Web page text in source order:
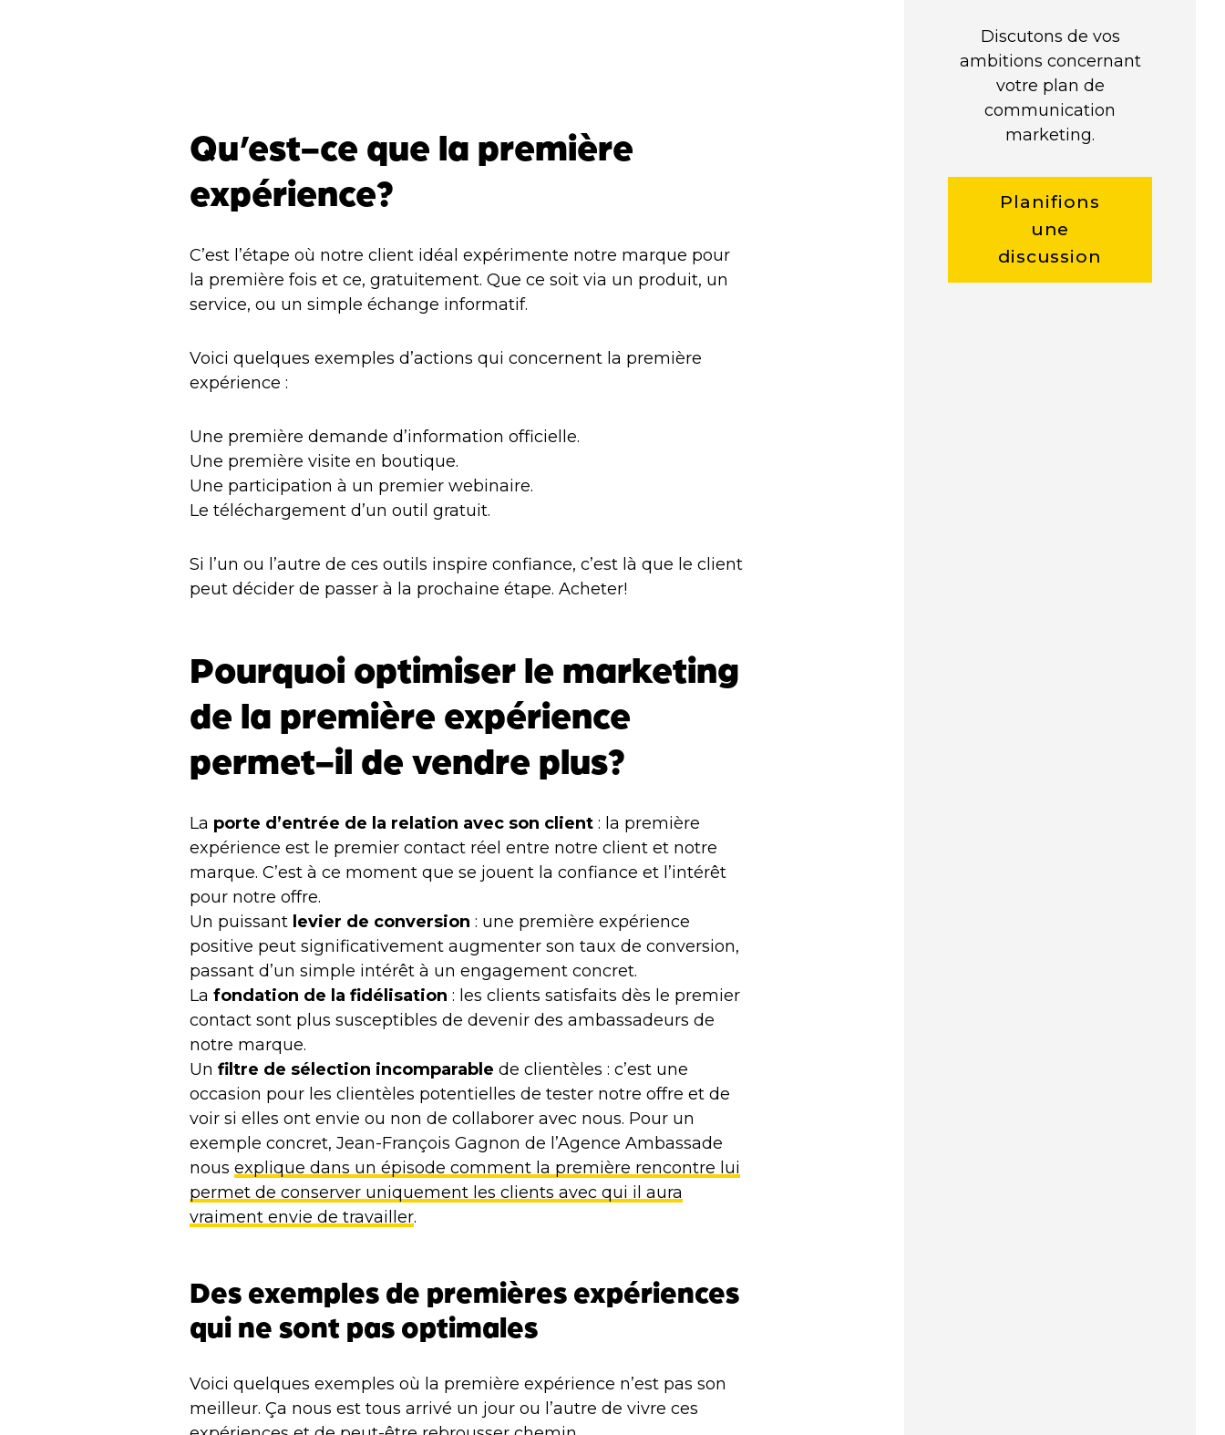
Qu’est-ce que la première
expérience?
C’est l’étape où notre client idéal expérimente notre marque pour
la première fois et ce, gratuitement. Que ce soit via un produit, un
service, ou un simple échange informatif.
Voici quelques exemples d’actions qui concernent la première
expérience :
Une première demande d’information officielle.
Une première visite en boutique.
Une participation à un premier webinaire.
Le téléchargement d’un outil gratuit.
Si l’un ou l’autre de ces outils inspire confiance, c’est là que le client
peut décider de passer à la prochaine étape. Acheter!
Pourquoi optimiser le marketing
de la première expérience
permet-il de vendre plus?
La porte d’entrée de la relation avec son client : la première
expérience est le premier contact réel entre notre client et notre
marque. C’est à ce moment que se jouent la confiance et l’intérêt
pour notre offre.
Un puissant levier de conversion : une première expérience
positive peut significativement augmenter son taux de conversion,
passant d’un simple intérêt à un engagement concret.
La fondation de la fidélisation : les clients satisfaits dès le premier
contact sont plus susceptibles de devenir des ambassadeurs de
notre marque.
Un filtre de sélection incomparable de clientèles : c’est une
occasion pour les clientèles potentielles de tester notre offre et de
voir si elles ont envie ou non de collaborer avec nous. Pour un
exemple concret, Jean-François Gagnon de l’Agence Ambassade
nous explique dans un épisode comment la première rencontre lui
permet de conserver uniquement les clients avec qui il aura
vraiment envie de travailler.
Des exemples de premières expériences
qui ne sont pas optimales
Voici quelques exemples où la première expérience n’est pas son
meilleur. Ça nous est tous arrivé un jour ou l’autre de vivre ces
Discutons de vos
ambitions concernant
votre plan de
communication
marketing.
Planifions
une
discussion